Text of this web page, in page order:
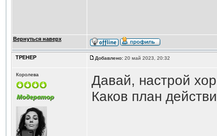
Вернуться наверх
ТРЕНЕР Добавлено:20 май 2023, 20:32
Королева
Давай, настрой
Каков план